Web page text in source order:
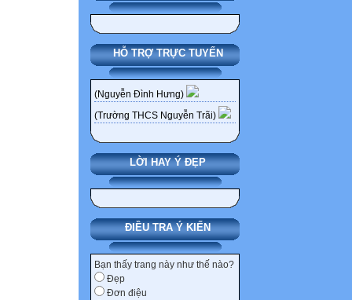
HỖ TRỢ TRỰC TUYẾN
(Nguyễn Đình Hưng)
(Trường THCS Nguyễn Trãi)
LỜI HAY Ý ĐẸP
ĐIỀU TRA Ý KIẾN
Bạn thấy trang này như thế nào?
Đẹp
Đơn điệu